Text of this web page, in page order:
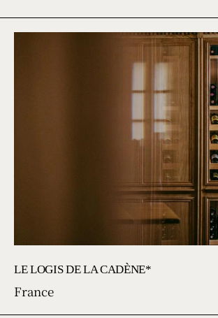
LE LOGIS DE LA CADÈNE*
France